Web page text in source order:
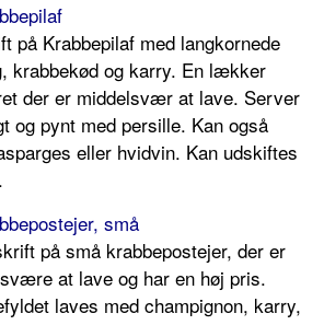
på Krabbepilaf med langkornede
krabbekød og karry. En lækker
der er middelsvær at lave. Server
og pynt med persille. Kan også
eller hvidvin. Kan udskiftes
små
på små krabbepostejer, der er
at lave og har en høj pris.
laves med champignon, karry,